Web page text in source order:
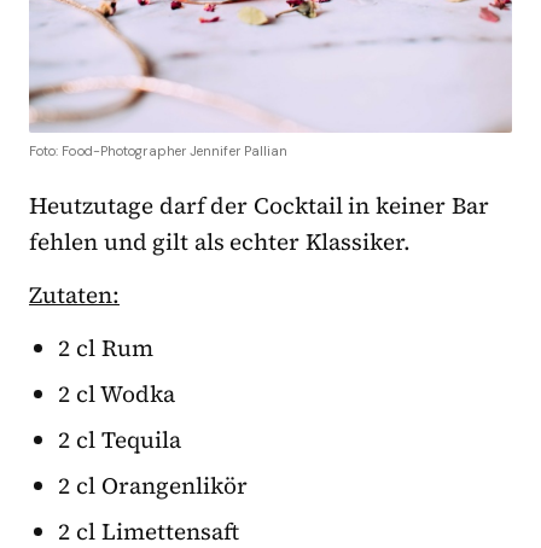
Foto: Food-Photographer Jennifer Pallian
Heutzutage darf der Cocktail in keiner Bar
fehlen und gilt als echter Klassiker.
Zutaten:
2 cl Rum
2 cl Wodka
2 cl Tequila
2 cl Orangenlikör
2 cl Limettensaft